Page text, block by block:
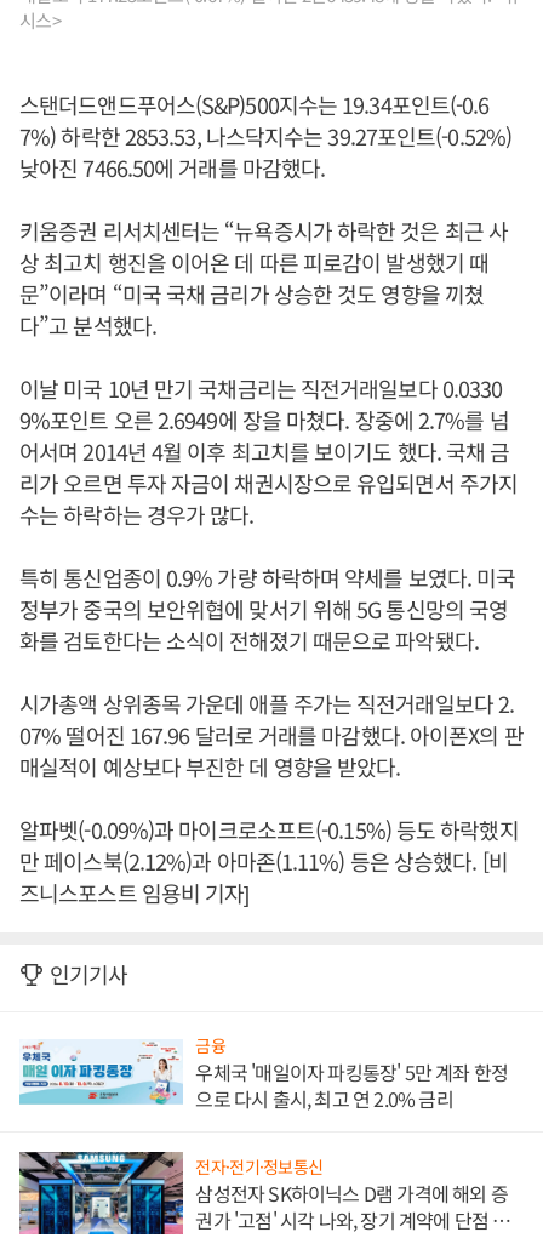
시스>
스탠더드앤드푸어스(S&P)500지수는 19.34포인트(-0.6
7%) 하락한 2853.53, 나스닥지수는 39.27포인트(-0.52%)
낮아진 7466.50에 거래를 마감했다.
키움증권 리서치센터는 “뉴욕증시가 하락한 것은 최근 사
상 최고치 행진을 이어온 데 따른 피로감이 발생했기 때
문”이라며 “미국 국채 금리가 상승한 것도 영향을 끼쳤
다”고 분석했다.
이날 미국 10년 만기 국채금리는 직전거래일보다 0.0330
9%포인트 오른 2.6949에 장을 마쳤다. 장중에 2.7%를 넘
어서며 2014년 4월 이후 최고치를 보이기도 했다. 국채 금
리가 오르면 투자 자금이 채권시장으로 유입되면서 주가지
수는 하락하는 경우가 많다.
특히 통신업종이 0.9% 가량 하락하며 약세를 보였다. 미국
정부가 중국의 보안위협에 맞서기 위해 5G 통신망의 국영
화를 검토한다는 소식이 전해졌기 때문으로 파악됐다.
시가총액 상위종목 가운데 애플 주가는 직전거래일보다 2.
07% 떨어진 167.96 달러로 거래를 마감했다. 아이폰X의 판
매실적이 예상보다 부진한 데 영향을 받았다.
알파벳(-0.09%)과 마이크로소프트(-0.15%) 등도 하락했지
만 페이스북(2.12%)과 아마존(1.11%) 등은 상승했다. [비
즈니스포스트 임용비 기자]
인기기사
금융
우체국 '매일이자 파킹통장' 5만 계좌 한정
으로 다시 출시, 최고 연 2.0% 금리
전자·전기·정보통신
삼성전자 SK하이닉스 D램 가격에 해외 증
권가 '고점' 시각 나와, 장기 계약에 단점 부